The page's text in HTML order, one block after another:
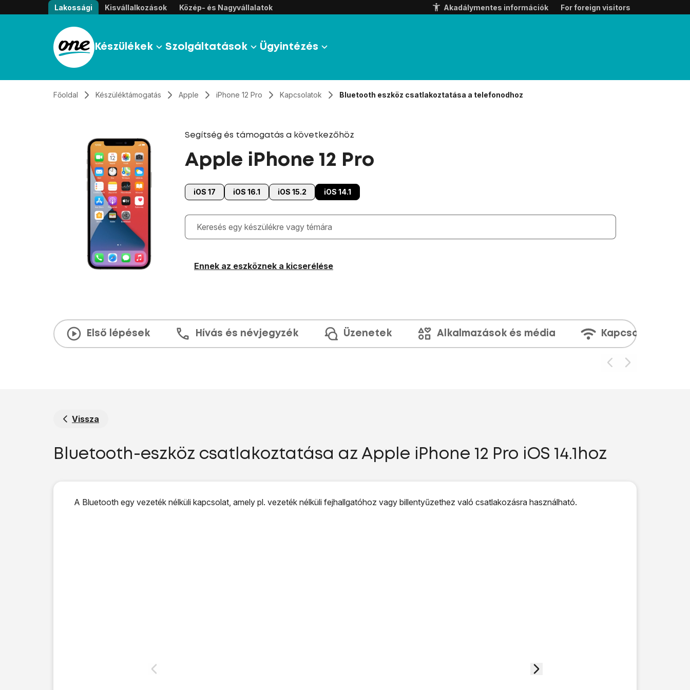
Átugrás, tovább a tartalomhoz
Lakossági Kisvállalkozások Közép- és Nagyvállalatok Akadálymentes információk For foreign visitors
Készülékek Szolgáltatások Ügyintézés
Főoldal Készüléktámogatás Apple iPhone 12 Pro Kapcsolatok Bluetooth eszköz csatlakoztatása a telefonodhoz
Segítség és támogatás a következőhöz
Apple iPhone 12 Pro
iOS 17 iOS 16.1 iOS 15.2 iOS 14.1
Gépelés közben megjelennek a keresési javaslatok a mező alatt
Ennek az eszköznek a kicserélése
Első lépések Hívás és névjegyzék Üzenetek Alkalmazások és média Kapcsolatok
Vissza
Bluetooth-eszköz csatlakoztatása az Apple iPhone 12 Pro iOS 14.1hoz
A Bluetooth egy vezeték nélküli kapcsolat, amely pl. vezeték nélküli fejhallgatóhoz vagy billentyűzethez való csatlakozásra használható.